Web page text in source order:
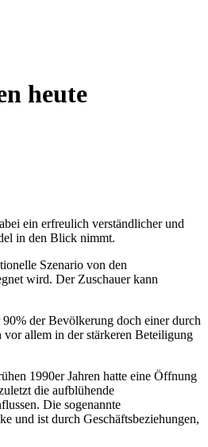
heute
ein erfreulich verständlicher und
in den Blick nimmt.
Szenario von den
wird. Der Zuschauer kann
der Bevölkerung doch einer durch
vor allem in der stärkeren Beteiligung
1990er Jahren hatte eine Öffnung
die aufblühende
Die sogenannte
und ist durch Geschäftsbeziehungen,